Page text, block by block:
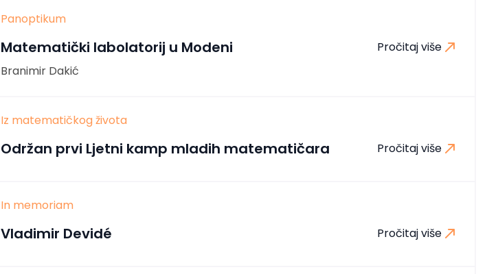
Panoptikum
Matematički labolatorij u Modeni
Pročitaj više
Branimir Dakić
Iz matematičkog života
Održan prvi Ljetni kamp mladih matematičara Pročitaj više
In memoriam
Vladimir Devidé Pročitaj više